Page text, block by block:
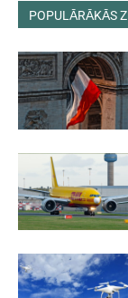
POPULĀRĀKĀS